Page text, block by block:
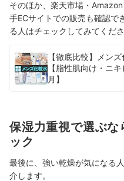
そのほか、楽天市場・
手ECサイトでの販売も確認で
る人はチェックしてみてくださ
【徹底比較】メン
【脂性肌向け・ニ
月】
保湿力重視で選ぶな
ック
最後に、強い乾燥が気になる
介します。